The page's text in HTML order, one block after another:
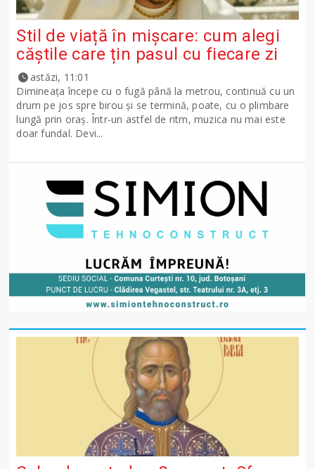
Stil de viață în mișcare: cum alegi
căștile care țin pasul cu fiecare zi
astăzi, 11:01
Dimineața începe cu o fugă până la metrou, continuă cu un
drum pe jos spre birou și se termină, poate, cu o plimbare
lungă prin oraș. Într-un astfel de ritm, muzica nu mai este
doar fundal. Devi...